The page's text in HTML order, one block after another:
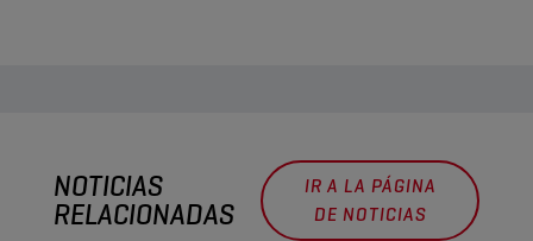
NOTICIAS
RELACIONADAS
IR A LA PÁGINA
DE NOTICIAS